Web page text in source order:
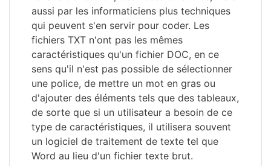
aussi par les informaticiens plus techniques
qui peuvent s'en servir pour coder. Les
fichiers TXT n'ont pas les mêmes
caractéristiques qu'un fichier DOC, en ce
sens qu'il n'est pas possible de sélectionner
une police, de mettre un mot en gras ou
d'ajouter des éléments tels que des tableaux,
de sorte que si un utilisateur a besoin de ce
type de caractéristiques, il utilisera souvent
un logiciel de traitement de texte tel que
Word au lieu d'un fichier texte brut.